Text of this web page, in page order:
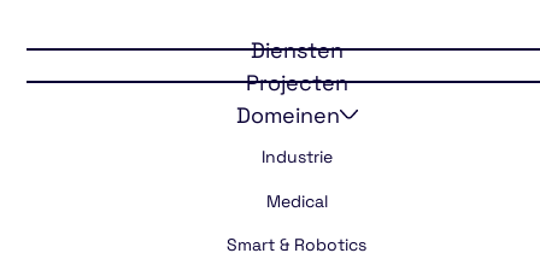
Diensten
Projecten
Domeinen
Industrie
Medical
Smart & Robotics
Aspira